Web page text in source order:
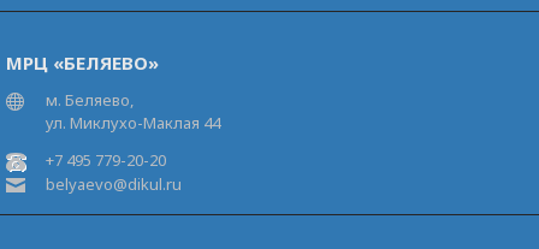
МРЦ «БЕЛЯЕВО»
м. Беляево,
ул. Миклухо-Маклая 44
+7 495 779-20-20
belyaevo@dikul.ru